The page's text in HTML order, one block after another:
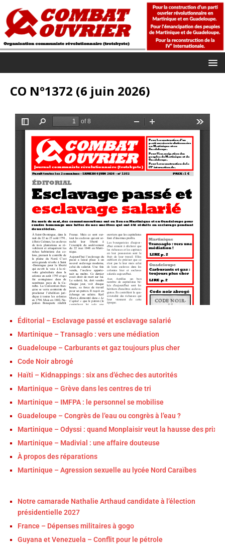
CO N°1372 (6 juin 2026)
Éditorial – Esclavage passé et esclavage salarié
Martinique – Transaglo : vers une médiation
Guadeloupe – Carburants et gaz toujours plus cher
Code Noir abrogé
Haïti – Kidnappings : six ans d’échec des autorités
Martinique – Grève dans les centres de tri
Martinique – IMFPA : le personnel se mobilise
Guadeloupe – Congrès de l’eau ou congrès à l’eau ?
Martinique – Odyssi : quand Monplaisir veut la hausse des prix
Martinique – Madivial : une affaire douteuse
À propos des réparations
Martinique – Agression sexuelle au lycée Nord Caraïbes
Notre camarade Nathalie Arthaud candidate à l’élection
présidentielle 2027
France – Dépenses militaires à gogo
Guyana et Venezuela – Conflit pour le pétrole